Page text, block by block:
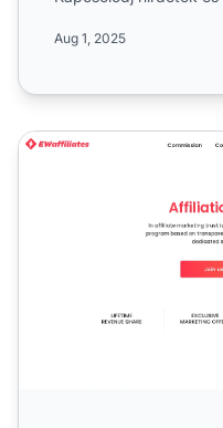
Aug 1, 2025
EWaffiliates